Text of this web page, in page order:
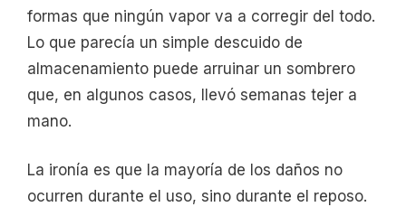
formas que ningún vapor va a corregir del todo.
Lo que parecía un simple descuido de
almacenamiento puede arruinar un sombrero
que, en algunos casos, llevó semanas tejer a
mano.
La ironía es que la mayoría de los daños no
ocurren durante el uso, sino durante el reposo.